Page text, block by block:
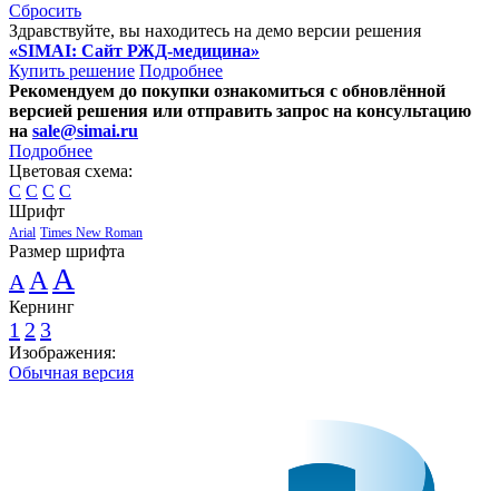
Сбросить
Здравствуйте, вы находитесь на демо версии решения
«SIMAI: Сайт РЖД-медицина»
Купить решение Подробнее
Рекомендуем до покупки ознакомиться с обновлённой
версией решения или отправить запрос на консультацию
на sale@simai.ru
Подробнее
Цветовая схема:
C C C C
Шрифт
Arial Times New Roman
Размер шрифта
A AA
Кернинг
1 2 3
Изображения:
Обычная версия